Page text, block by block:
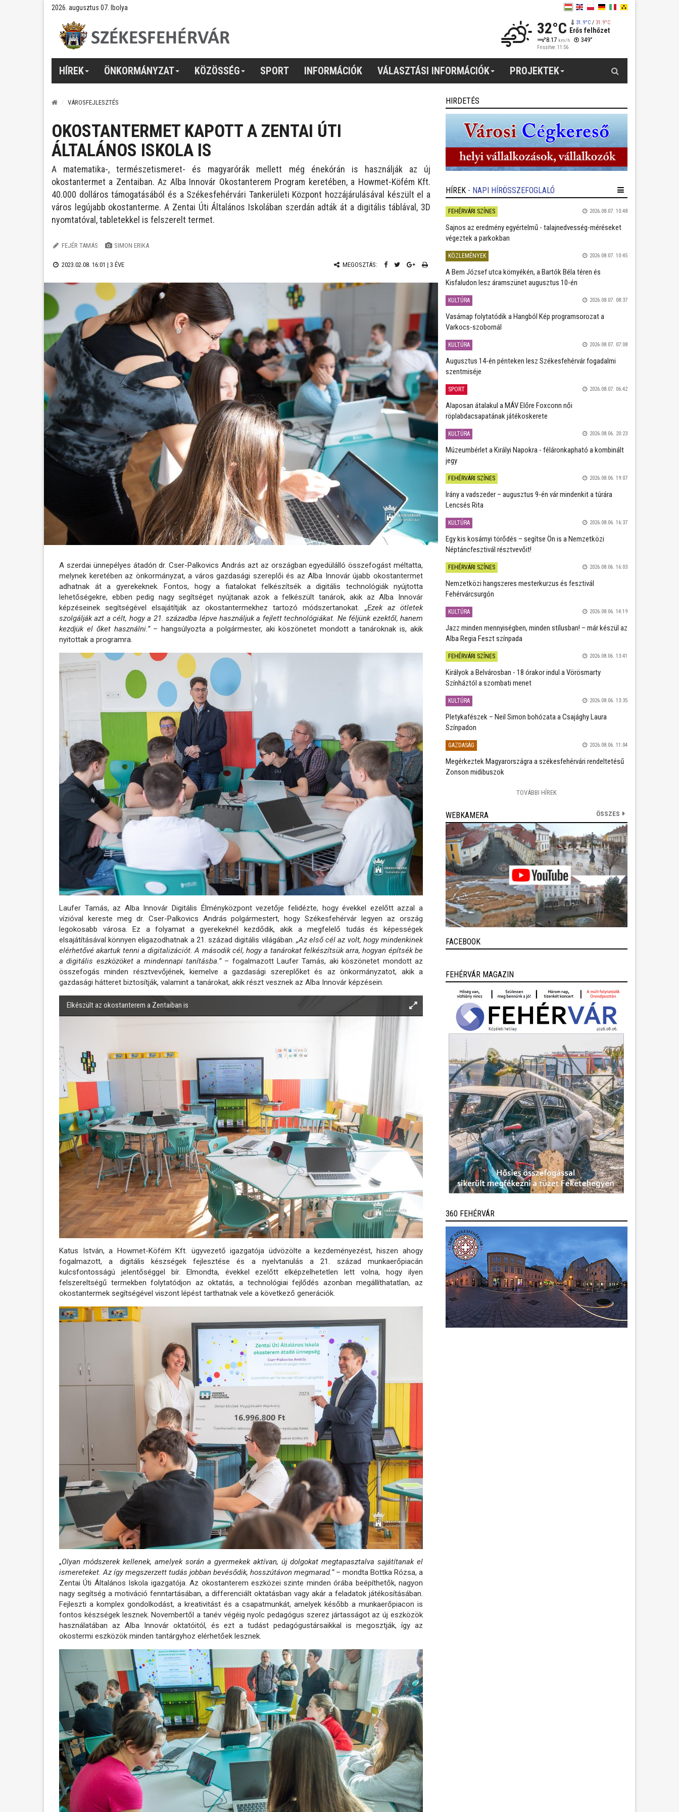
2026. augusztus 07. Ibolya
32°C 31.9°C/ 31.9°C
Erős felhőzet
8.17 km/h 349°
Frissítve: 11:56
HÍREK ÖNKORMÁNYZAT KÖZÖSSÉG SPORT INFORMÁCIÓK VÁLASZTÁSI INFORMÁCIÓK PROJEKTEK
VÁROSFEJLESZTÉS
OKOSTANTERMET KAPOTT A ZENTAI ÚTI
ÁLTALÁNOS ISKOLA IS
A matematika-, természetismeret- és magyarórák mellett még énekórán is használják az új
okostantermet a Zentaiban. Az Alba Innovár Okostanterem Program keretében, a Howmet-Köfém Kft.
40.000 dolláros támogatásából és a Székesfehérvári Tankerületi Központ hozzájárulásával készült el a
város legújabb okostanterme. A Zentai Úti Általános Iskolában szerdán adták át a digitális táblával, 3D
nyomtatóval, tabletekkel is felszerelt termet.
FEJÉR TAMÁS SIMON ERIKA
2023.02.08. 16:01 | 3 ÉVE MEGOSZTÁS:
A szerdai ünnepélyes átadón dr. Cser-Palkovics András azt az országban egyedülálló összefogást méltatta,
melynek keretében az önkormányzat, a város gazdasági szereplői és az Alba Innovár újabb okostantermet
adhatnak át a gyerekeknek. Fontos, hogy a fiatalokat felkészítsék a digitális technológiák nyújtotta
lehetőségekre, ebben pedig nagy segítséget nyújtanak azok a felkészült tanárok, akik az Alba Innovár
képzéseinek segítségével elsajátítják az okostantermekhez tartozó módszertanokat. „Ezek az ötletek
szolgálják azt a célt, hogy a 21. századba lépve használjuk a fejlett technológiákat. Ne féljünk ezektől, hanem
kezdjük el őket használni.”– hangsúlyozta a polgármester, aki köszönetet mondott a tanároknak is, akik
nyitottak a programra.
Laufer Tamás, az Alba Innovár Digitális Élményközpont vezetője felidézte, hogy évekkel ezelőtt azzal a
vízióval kereste meg dr. Cser-Palkovics András polgármestert, hogy Székesfehérvár legyen az ország
legokosabb városa. Ez a folyamat a gyerekeknél kezdődik, akik a megfelelő tudás és képességek
elsajátításával könnyen eligazodhatnak a 21. század digitális világában. „Az első cél az volt, hogy mindenkinek
elérhetővé akartuk tenni a digitalizációt. A második cél, hogy a tanárokat felkészítsük arra, hogyan építsék be
a digitális eszközöket a mindennapi tanításba.”– fogalmazott Laufer Tamás, aki köszönetet mondott az
összefogás minden résztvevőjének, kiemelve a gazdasági szereplőket és az önkormányzatot, akik a
gazdasági hátteret biztosítják, valamint a tanárokat, akik részt vesznek az Alba Innovár képzésein.
Elkészült az okostanterem a Zentaiban is
Katus István, a Howmet-Köfém Kft. ügyvezető igazgatója üdvözölte a kezdeményezést, hiszen ahogy
fogalmazott, a digitális készségek fejlesztése és a nyelvtanulás a 21. század munkaerőpiacán
kulcsfontosságú jelentőséggel bír. Elmondta, évekkel ezelőtt elképzelhetetlen lett volna, hogy ilyen
felszereltségű termekben folytatódjon az oktatás, a technológiai fejlődés azonban megállíthatatlan, az
okostantermek segítségével viszont lépést tarthatnak vele a következő generációk.
„Olyan módszerek kellenek, amelyek során a gyermekek aktívan, új dolgokat megtapasztalva sajátítanak el
ismereteket. Az így megszerzett tudás jobban bevésődik, hosszútávon megmarad.”– mondta Bottka Rózsa, a
Zentai Úti Általános Iskola igazgatója. Az okostanterem eszközei szinte minden órába beépíthetők, nagyon
nagy segítség a motiváció fenntartásában, a differenciált oktatásban vagy akár a feladatok játékosításában.
Fejleszti a komplex gondolkodást, a kreativitást és a csapatmunkát, amelyek később a munkaerőpiacon is
fontos készségek lesznek. Novembertől a tanév végéig nyolc pedagógus szerez jártasságot az új eszközök
használatában az Alba Innovár oktatóitól, és ezt a tudást pedagógustársaikkal is megosztják, így az
okostermi eszközök minden tantárgyhoz elérhetőek lesznek.
HIRDETÉS
HÍREK - NAPI HÍRÖSSZEFOGLALÓ
FEHÉRVÁRI SZÍNES 2026.08.07. 10:48
Sajnos az eredmény egyértelmű - talajnedvesség-méréseket
végeztek a parkokban
KÖZLEMÉNYEK 2026.08.07. 10:45
A Bem József utca környékén, a Bartók Béla téren és
Kisfaludon lesz áramszünet augusztus 10-én
KULTÚRA 2026.08.07. 08:37
Vasárnap folytatódik a Hangból Kép programsorozat a
Varkocs-szobornál
KULTÚRA 2026.08.07. 07:08
Augusztus 14-én pénteken lesz Székesfehérvár fogadalmi
szentmiséje
SPORT 2026.08.07. 06:42
Alaposan átalakul a MÁV Előre Foxconn női
röplabdacsapatának játékoskerete
KULTÚRA 2026.08.06. 20:23
Múzeumbérlet a Királyi Napokra - féláronkapható a kombinált
jegy
FEHÉRVÁRI SZÍNES 2026.08.06. 19:07
Irány a vadszeder – augusztus 9-én vár mindenkit a túrára
Lencsés Rita
KULTÚRA 2026.08.06. 16:37
Egy kis kosárnyi törődés – segítse Ön is a Nemzetközi
Néptáncfesztivál résztvevőit!
FEHÉRVÁRI SZÍNES 2026.08.06. 16:03
Nemzetközi hangszeres mesterkurzus és fesztivál
Fehérvárcsurgón
KULTÚRA 2026.08.06. 14:19
Jazz minden mennyiségben, minden stílusban! – már készül az
Alba Regia Feszt színpada
FEHÉRVÁRI SZÍNES 2026.08.06. 13:41
Királyok a Belvárosban - 18 órakor indul a Vörösmarty
Színháztól a szombati menet
KULTÚRA 2026.08.06. 13:35
Pletykafészek – Neil Simon bohózata a Csajághy Laura
Színpadon
GAZDASÁG 2026.08.06. 11:04
Megérkeztek Magyarországra a székesfehérvári rendeltetésű
Zonson midibuszok
TOVÁBBI HÍREK
WEBKAMERA ÖSSZES
FACEBOOK
FEHÉRVÁR MAGAZIN
360 FEHÉRVÁR